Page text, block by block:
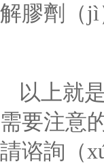
解膠劑（jì
以上就
需要注意
請谘詢（